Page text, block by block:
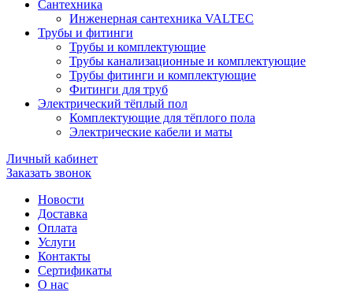
Сантехника
Инженерная сантехника VALTEC
Трубы и фитинги
Трубы и комплектующие
Трубы канализационные и комплектующие
Трубы фитинги и комплектующие
Фитинги для труб
Электрический тёплый пол
Комплектующие для тёплого пола
Электрические кабели и маты
Личный кабинет
Заказать звонок
Новости
Доставка
Оплата
Услуги
Контакты
Cертификаты
О нас